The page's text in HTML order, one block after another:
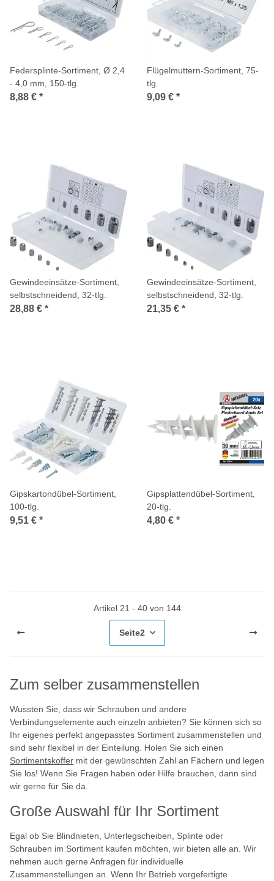
Federsplinte-Sortiment, Ø 2,4
- 4,0 mm, 150-tlg.
8,88 € *
Flügelmuttern-Sortiment, 75-
tlg.
9,09 € *
Gewindeeinsätze-Sortiment,
selbstschneidend, 32-tlg.
28,88 € *
Gewindeeinsätze-Sortiment,
selbstschneidend, 32-tlg.
21,35 € *
Gipskartondübel-Sortiment,
100-tlg.
9,51 € *
Gipsplattendübel-Sortiment,
20-tlg.
4,80 € *
Artikel 21 - 40 von 144
Seite2
Zum selber zusammenstellen
Wussten Sie, dass wir Schrauben und andere
Verbindungselemente auch einzeln anbieten? Sie können sich so
Ihr eigenes perfekt angepasstes Sortiment zusammenstellen und
sind sehr flexibel in der Einteilung. Holen Sie sich einen
Sortimentskoffer mit der gewünschten Zahl an Fächern und legen
Sie los! Wenn Sie Fragen haben oder Hilfe brauchen, dann sind
wir gerne für Sie da.
Große Auswahl für Ihr Sortiment
Egal ob Sie Blindnieten, Unterlegscheiben, Splinte oder
Schrauben im Sortiment kaufen möchten, wir bieten alle an. Wir
nehmen auch gerne Anfragen für individuelle
Zusammenstellungen an. Wenn Ihr Betrieb vorgefertigte